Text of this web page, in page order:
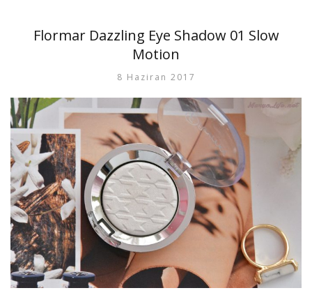
Flormar Dazzling Eye Shadow 01 Slow
Motion
8 Haziran 2017